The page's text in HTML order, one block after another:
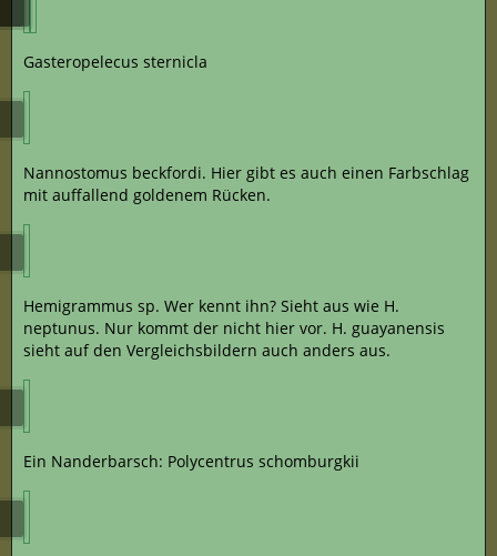
Gasteropelecus sternicla
Nannostomus beckfordi. Hier gibt es auch einen Farbschlag
mit auffallend goldenem Rücken.
Hemigrammus sp. Wer kennt ihn? Sieht aus wie H.
neptunus. Nur kommt der nicht hier vor. H. guayanensis
sieht auf den Vergleichsbildern auch anders aus.
Ein Nanderbarsch: Polycentrus schomburgkii